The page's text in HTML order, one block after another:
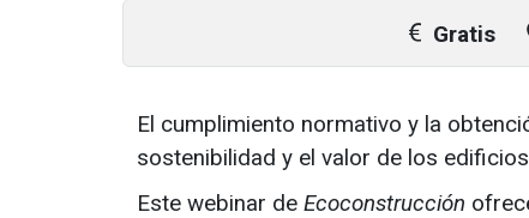
Gratis
El cumplimiento normativo y la
sostenibilidad y el valor de los
Este webinar de Ecoconstrucción